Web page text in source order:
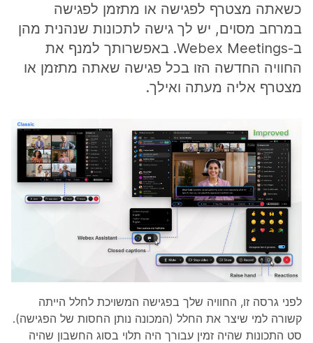
כשאתה מצטרף לפגישה או מתזמן לפגישה
במרחב מסוים, יש לך גישה לתכונות שנהנית מהן
ב-Webex Meetings. באפשרותך למנף את
החוויה החדשה הזו בכל פגישה שאתה מתזמן או
מצטרף אליה מעתה ואילך.
לפני גרסה זו, החוויה שלך בפגישה המשויכת לחלל הייתה
קשורה למי שיצר את החלל (המכונה נותן החסות של הפגישה).
סט התכונות שהיה זמין עבורך היה תלוי בסוג החשבון שהיה